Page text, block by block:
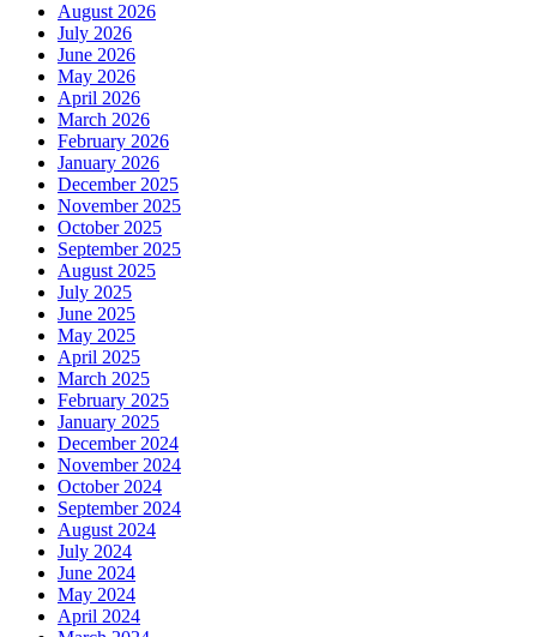
August 2026
July 2026
June 2026
May 2026
April 2026
March 2026
February 2026
January 2026
December 2025
November 2025
October 2025
September 2025
August 2025
July 2025
June 2025
May 2025
April 2025
March 2025
February 2025
January 2025
December 2024
November 2024
October 2024
September 2024
August 2024
July 2024
June 2024
May 2024
April 2024